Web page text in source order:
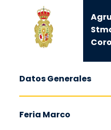
Datos Generales
Feria Marco